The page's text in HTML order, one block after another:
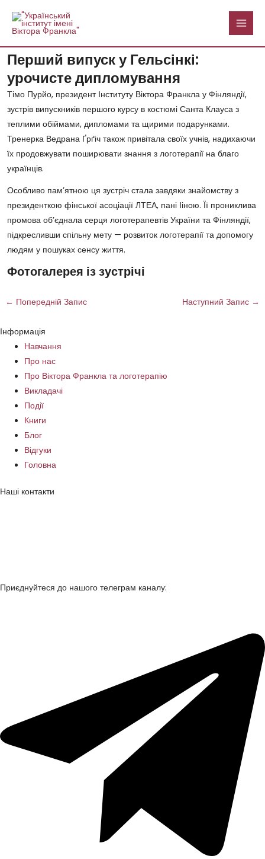
вмісту
Перший випуск у Гельсінкі:
урочисте дипломування
Тімо Пурйо, президент Інституту Віктора Франкла у Фінляндії,
зустрів випускників першого курсу в костюмі Санта Клауса з
теплими обіймами, дипломами та щирими подарунками.
Тренерка Ведрана Ґрґіч також привітала своїх учнів, надихаючи
їх продовжувати поширювати знання з логотерапії на благо
українців.
Особливо пам’ятною ця зустріч стала завдяки знайомству з
президенткою фінської асоціації ЛТЕА, пані Ііною. Її прониклива
промова об’єднала серця логотерапевтів України та Фінляндії,
підкресливши спільну мету — розвиток логотерапії та допомогу
людям у пошуках сенсу життя.
Фотогалерея із зустрічі
Навігація
запису
← Попередній Запис Наступний Запис →
Інформація
Навчання
Про нас
Про Віктора Франкла та логотерапію
Викладачі
Події
Книги
Блог
Відгуки
Головна
Наші контакти
Приєднуйтеся до нашого телеграм каналу: